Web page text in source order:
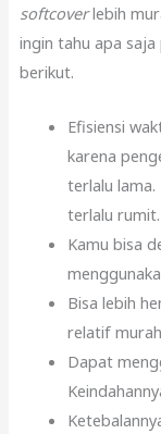
softcoverlebih
ingin tahu apa
berikut.
Efisiensi
karena
terlalu
terlalu rumit.
Kamu bisa
Bisa lebih
relatif
Dapat